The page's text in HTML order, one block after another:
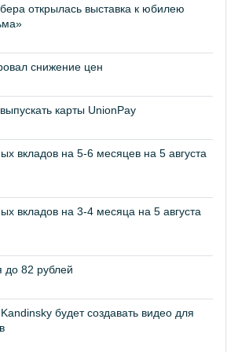
открылась выставка к юбилею
снижение цен
карты UnionPay
вкладов на 5-6 месяцев на 5 августа
вкладов на 3-4 месяца на 5 августа
до 82 рублей
будет создавать видео для